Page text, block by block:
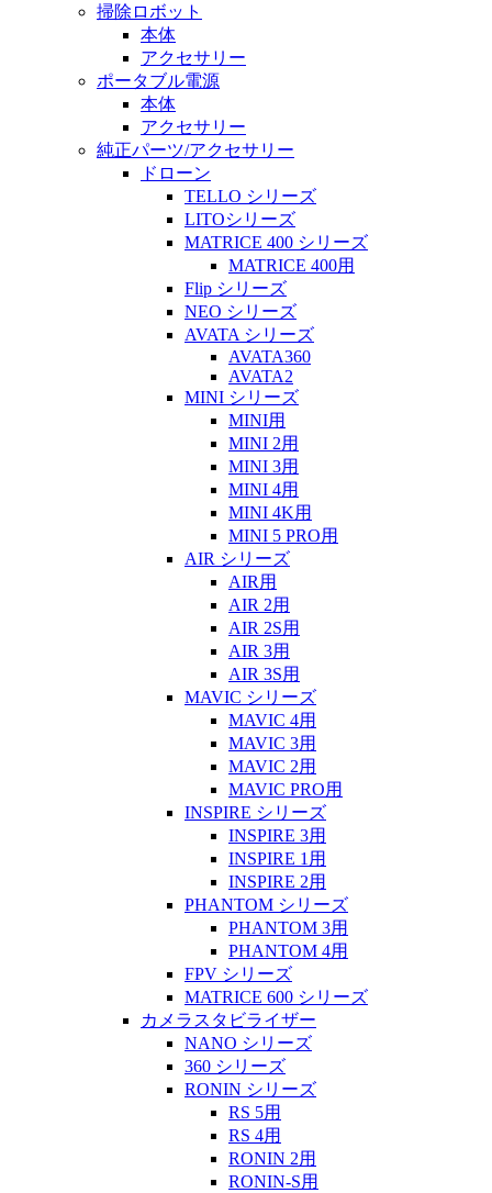
掃除ロボット
本体
アクセサリー
ポータブル電源
本体
アクセサリー
純正パーツ/アクセサリー
ドローン
TELLO シリーズ
LITOシリーズ
MATRICE 400 シリーズ
MATRICE 400用
Flip シリーズ
NEO シリーズ
AVATA シリーズ
AVATA360
AVATA2
MINI シリーズ
MINI用
MINI 2用
MINI 3用
MINI 4用
MINI 4K用
MINI 5 PRO用
AIR シリーズ
AIR用
AIR 2用
AIR 2S用
AIR 3用
AIR 3S用
MAVIC シリーズ
MAVIC 4用
MAVIC 3用
MAVIC 2用
MAVIC PRO用
INSPIRE シリーズ
INSPIRE 3用
INSPIRE 1用
INSPIRE 2用
PHANTOM シリーズ
PHANTOM 3用
PHANTOM 4用
FPV シリーズ
MATRICE 600 シリーズ
カメラスタビライザー
NANO シリーズ
360 シリーズ
RONIN シリーズ
RS 5用
RS 4用
RONIN 2用
RONIN-S用